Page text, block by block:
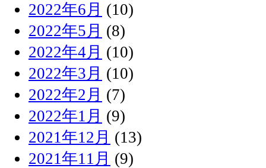
2022年6月 (10)
2022年5月 (8)
2022年4月 (10)
2022年3月 (10)
2022年2月 (7)
2022年1月 (9)
2021年12月 (13)
2021年11月 (9)